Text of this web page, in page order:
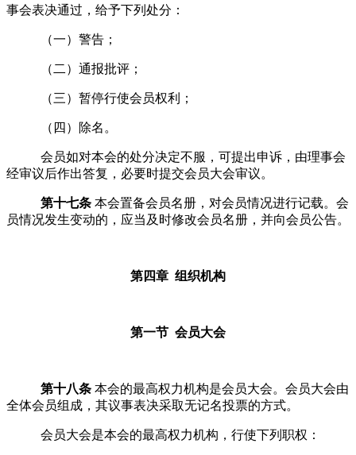
事会表决通过，给予下列处分：
（一）警告；
（二）通报批评；
（三）暂停行使会员权利；
（四）除名 。
会员如对本会的处分决定不服，可提出申诉，由理事会
经审议后作出答复，必要时提交会员大会审议。
第十七条 本会置备会员名册，对会员情况进行记载。会
员情况发生变动的，应当及时修改会员名册，并向会员公告。
第四章 组织机构
第一节 会员大会
第十八条 本会的最高权力机构是会员大会。 会员大会由
全体会员组成，其议事表决采取无记名投票的方式。
会员大会是本会的最高权力机构，行使下列职权：